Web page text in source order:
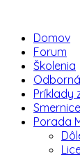
Domov
Forum
Školenia
Príklady
Porada